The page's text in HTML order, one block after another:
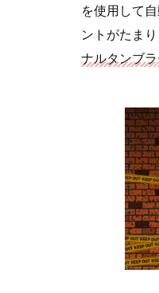
を使用して
ントがたま
ナルタンブ